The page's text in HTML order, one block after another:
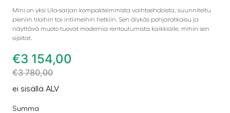
Mini on yksi Ula-sarjan kompakteimmista vaihtoehdoista, suunniteltu
pieniin tiloihin tai intiimeihin hetkiin. Sen älykäs pohjaratkaisu ja
näyttävä muoto tuovat modernia rentoutumista kaikkialle, mihin sen
sijoitat.
€3 154,00
€3 780,00
ei sisällä ALV
Summa